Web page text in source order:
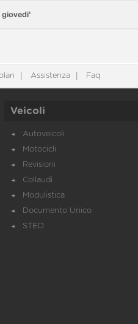
giovedi'
Assistenza Faq
Veicoli
Autoveicoli
Motocicli
Revisioni
Collaudi
Modulistica
Documento Unico
STED